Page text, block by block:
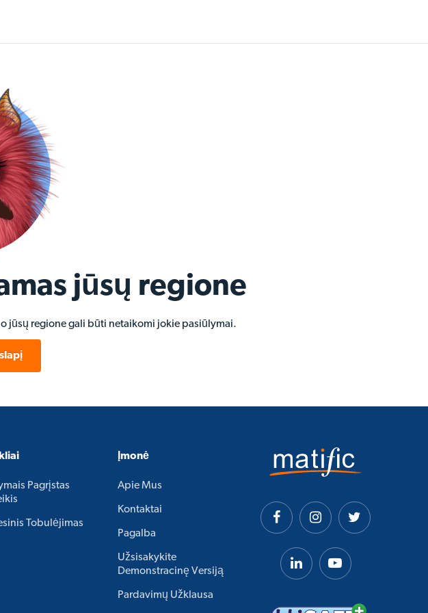
jūsų regione
jūsų regione gali būti netaikomi jokie pasiūlymai.
Pagrįstas
Tobulėjimas
Įmonė
Apie Mus
Kontaktai
Pagalba
Užsisakykite
Demonstracinę Versiją
Pardavimų Užklausa